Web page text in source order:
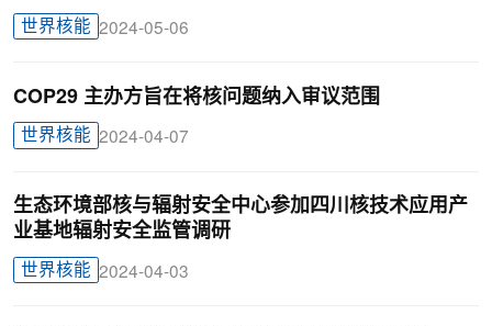
世界核能 2024-05-06
COP29 主办方旨在将核问题纳入审议范围
世界核能 2024-04-07
生态环境部核与辐射安全中心参加四川核技术应用产
业基地辐射安全监管调研
世界核能 2024-04-03